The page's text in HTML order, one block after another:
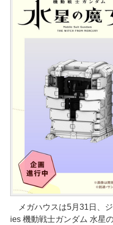
メガハウスは5月31日、
ies 機動戦士ガンダム 水星